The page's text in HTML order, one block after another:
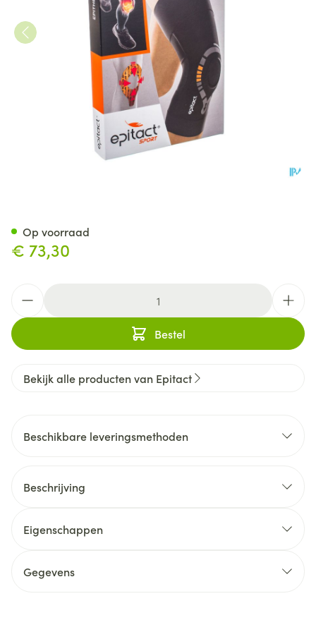
€ 73,30
Bestel
Op voorraad
Bekijk alle producten van Epitact
Beschikbare leveringsmethoden
Beschrijving
Eigenschappen
Gegevens